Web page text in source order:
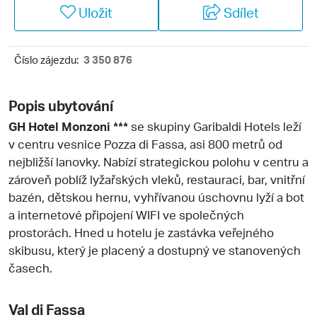
Uložit Sdílet
Číslo zájezdu: 3 350 876
Popis ubytování
GH Hotel Monzoni ***se skupiny Garibaldi Hotels leží
v centru vesnice Pozza di Fassa, asi 800 metrů od
nejbližší lanovky. Nabízí strategickou polohu v centru a
zároveň poblíž lyžařských vleků, restauraci, bar, vnitřní
bazén, dětskou hernu, vyhřívanou úschovnu lyží a bot
a internetové připojení WIFI ve společných
prostorách. Hned u hotelu je zastávka veřejného
skibusu, který je placený a dostupný ve stanovených
časech.
Val di Fassa